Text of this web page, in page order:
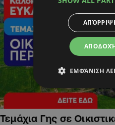
Τεμάχια Γης σε
ΕΜΦΆΝΙΣΗ